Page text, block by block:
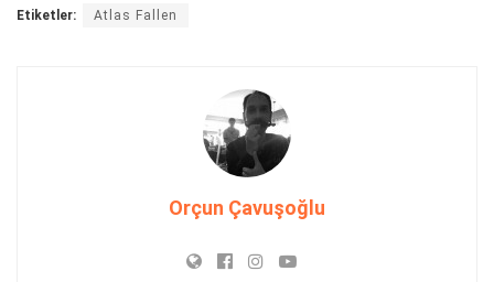
Etiketler: Atlas Fallen
Orçun Çavuşoğlu